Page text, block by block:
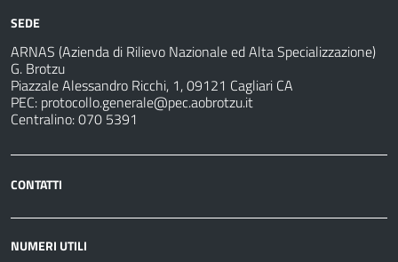
SEDE
ARNAS (Azienda di Rilievo Nazionale ed Alta Specializzazione)
G. Brotzu
Piazzale Alessandro Ricchi, 1, 09121 Cagliari CA
PEC: protocollo.generale@pec.aobrotzu.it
Centralino: 070 5391
CONTATTI
NUMERI UTILI